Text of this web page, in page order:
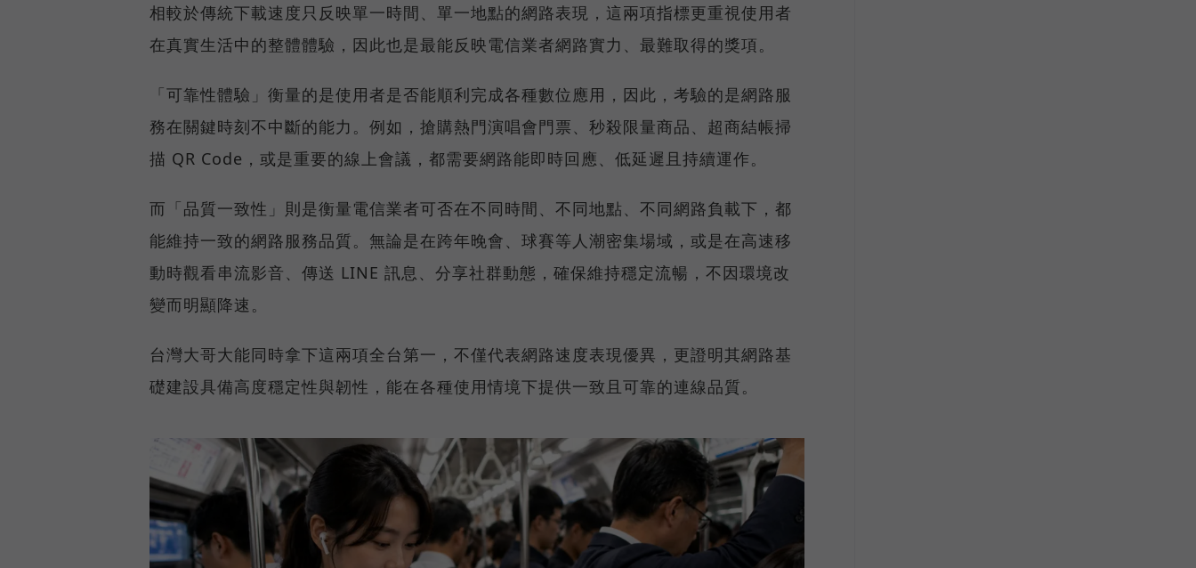
相較於傳統下載速度只反映單一時間、單一地點的網路表現，這兩項指標更重視使用者
在真實生活中的整體體驗，因此也是最能反映電信業者網路實力、最難取得的獎項。
「可靠性體驗」衡量的是使用者是否能順利完成各種數位應用，因此，考驗的是網路服
務在關鍵時刻不中斷的能力。例如，搶購熱門演唱會門票、秒殺限量商品、超商結帳掃
描 QR Code，或是重要的線上會議，都需要網路能即時回應、低延遲且持續運作。
而「品質一致性」則是衡量電信業者可否在不同時間、不同地點、不同網路負載下，都
能維持一致的網路服務品質。無論是在跨年晚會、球賽等人潮密集場域，或是在高速移
動時觀看串流影音、傳送 LINE 訊息、分享社群動態，確保維持穩定流暢，不因環境改
變而明顯降速。
台灣大哥大能同時拿下這兩項全台第一，不僅代表網路速度表現優異，更證明其網路基
礎建設具備高度穩定性與韌性，能在各種使用情境下提供一致且可靠的連線品質。